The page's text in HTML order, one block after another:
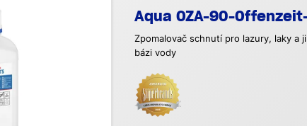
Aqua OZA-90-
Zpomalovač schnutí pro lazury, laky a
bázi vody